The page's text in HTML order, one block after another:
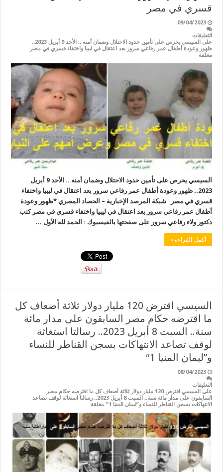
قسري في مصر
09/04/2023
التعليقات
على السيسي يحرص على تأمين حدود الاحتلال وضمان أمنه .. الأحد 9 أبريل 2023..
ظهور وعودة أطفال عمر رفاعي سرور بعد اعتقال في ليبيا واختفاء قسري في مصر
مغلقة
السيسي يحرص على تأمين حدود الاحتلال وضمان أمنه .. الأحد 9 أبريل
2023.. ظهور وعودة أطفال عمر رفاعي سرور بعد اعتقال في ليبيا واختفاء
قسري في مصر شبكة المرصد الإخبارية – الحصاد المصري *ظهور وعودة
أطفال عمر رفاعي سرور بعد اعتقال في ليبيا واختفاء قسري في مصر كتب
دكتور ولاء رفاعي سرور على صفحتها بالفيسبوك : الحمد لله الأول …
أكمل القراءة »
السيسي اقترض 120 مليار دولار ثلاثة أضعاف كل
ما اقترضه حكام مصر السابقون على مدار مائة
سنة.. السبت 8 أبريل 2023.. رسالتا استغاثة
لوقف تصاعد الانتهاكات بسجن القناطر للنساء
و”ليمان المنيا 1″
08/04/2023
التعليقات
على السيسي اقترض 120 مليار دولار ثلاثة أضعاف كل ما اقترضه حكام مصر
السابقون على مدار مائة سنة.. السبت 8 أبريل 2023.. رسالتا استغاثة لوقف تصاعد
الانتهاكات بسجن القناطر للنساء و”ليمان المنيا 1″ مغلقة